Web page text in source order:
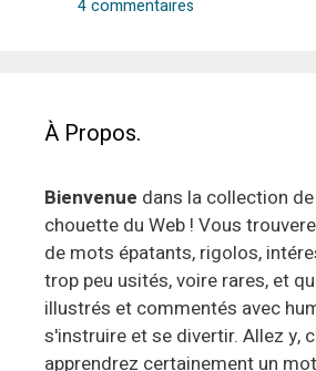
4 commentaires
À Propos.
Bienvenue dans la collection
chouette du Web ! Vous
de mots épatants, rigolos,
trop peu usités, voire rares, et
illustrés et commentés avec
s'instruire et se divertir. Allez y,
apprendrez certainement un